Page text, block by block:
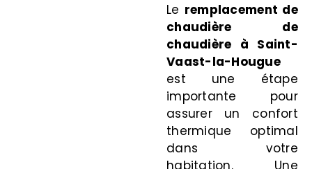
Le remplacement de
chaudière de
chaudière à Saint-
Vaast-la-Hougue
est une étape
importante pour
assurer un confort
thermique optimal
dans votre
habitation. Une